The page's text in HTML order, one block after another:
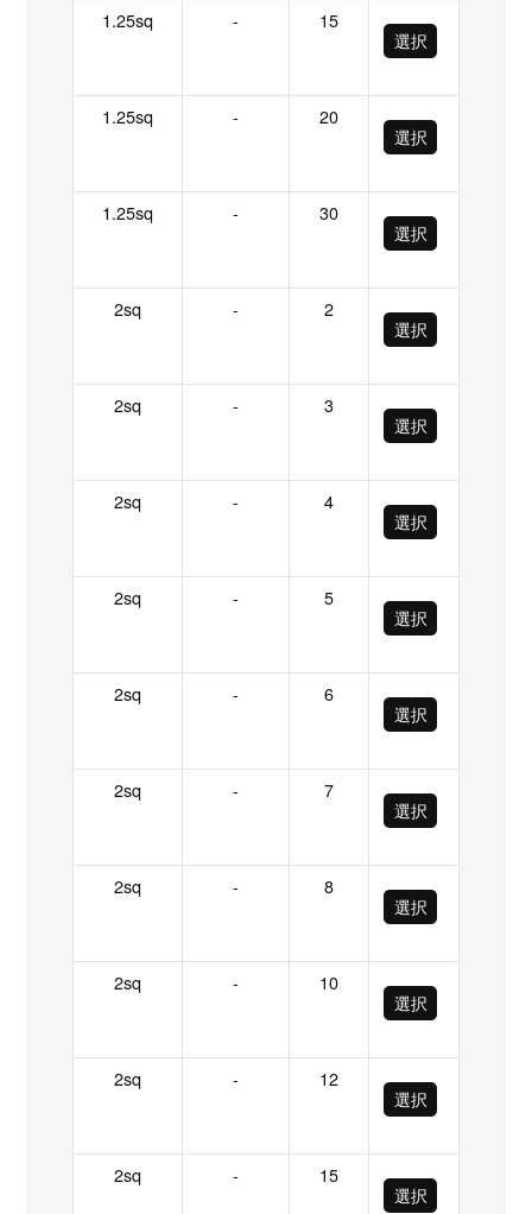
1.25sq -
15
選択
1.25sq -
20
選択
1.25sq -
30
選択
2sq -
2
選択
2sq -
3
選択
2sq -
4
選択
2sq -
5
選択
2sq -
6
選択
2sq -
7
選択
2sq -
8
選択
2sq -
10
選択
2sq -
12
選択
2sq -
15
選択